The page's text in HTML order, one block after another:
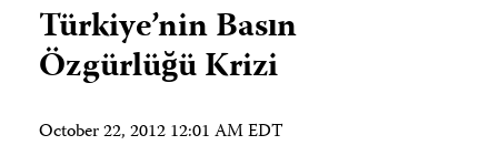
Türkiye’nin Basın
Özgürlüğü Krizi
October 22, 2012 12:01 AM EDT